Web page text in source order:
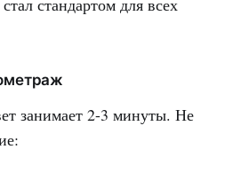
занимает 2-3 минуты. Не